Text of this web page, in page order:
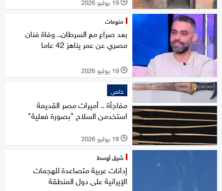
l
منوعات
بعد صراع مع السرطان.. وفاة فنان
مصري عن عمر يناهز 42 عاما
l 19 يوليو 2026
خاص
مفاجأة .. أميرات مصر القديمة
استخدمن السلاح "بصورة فعلية"
l 18 يوليو 2026
شرق أوسط
إدانات عربية متصاعدة للهجمات
الإيرانية على دول المنطقة